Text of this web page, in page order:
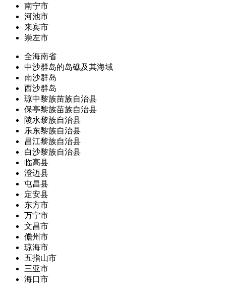
南宁市
河池市
来宾市
崇左市
全海南省
中沙群岛的岛礁及其海域
南沙群岛
西沙群岛
琼中黎族苗族自治县
保亭黎族苗族自治县
陵水黎族自治县
乐东黎族自治县
昌江黎族自治县
白沙黎族自治县
临高县
澄迈县
屯昌县
定安县
东方市
万宁市
文昌市
儋州市
琼海市
五指山市
三亚市
海口市